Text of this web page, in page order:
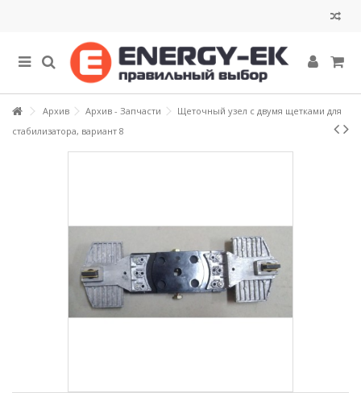
Архив Архив - Запчасти
Щеточный узел с двумя щетками для
стабилизатора, вариант 8